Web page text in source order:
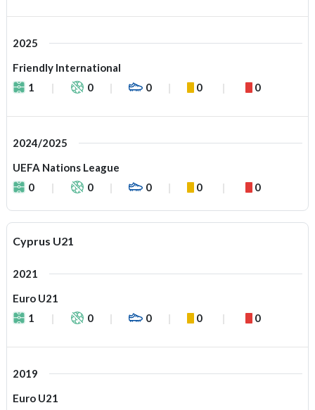
2025
Friendly International
1
0 0 0 0
2024/2025
UEFA Nations League
0
0 0 0 0
Cyprus U21
2021
Euro U21
1
0 0 0 0
2019
Euro U21